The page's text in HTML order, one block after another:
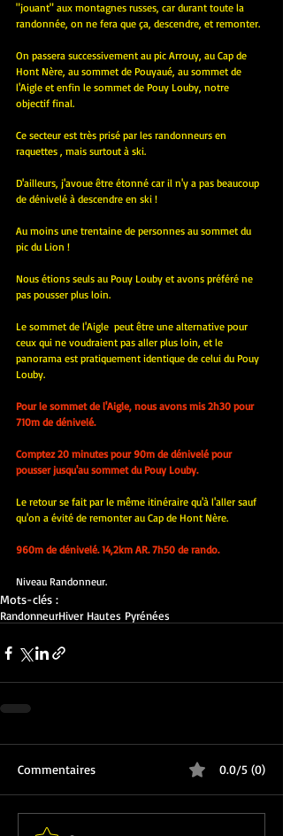
"jouant" aux montagnes russes, car durant toute la
randonnée, on ne fera que ça, descendre, et remonter.
On passera successivement au pic Arrouy, au Cap de
Hont Nère, au sommet de Pouyaué, au sommet de
l'Aigle et enfin le sommet de Pouy Louby, notre
objectif final.
Ce secteur est très prisé par les randonneurs en
raquettes , mais surtout à ski.
D'ailleurs, j'avoue être étonné car il n'y a pas beaucoup
de dénivelé à descendre en ski !
Au moins une trentaine de personnes au sommet du
pic du Lion !
Nous étions seuls au Pouy Louby et avons préféré ne
pas pousser plus loin.
Le sommet de l'Aigle  peut être une alternative pour
ceux qui ne voudraient pas aller plus loin, et le
panorama est pratiquement identique de celui du Pouy
Louby.
Pour le sommet de l'Aigle, nous avons mis 2h30 pour
710m de dénivelé.
Comptez 20 minutes pour 90m de dénivelé pour
pousser jusqu'au sommet du Pouy Louby.
Le retour se fait par le même itinéraire qu'à l'aller sauf
qu'on a évité de remonter au Cap de Hont Nère.
960m de dénivelé. 14,2km AR. 7h50 de rando.
Niveau Randonneur.
Mots-clés :
RandonneurHiver Hautes Pyrénées
Commentaires 0.0/5 (0)